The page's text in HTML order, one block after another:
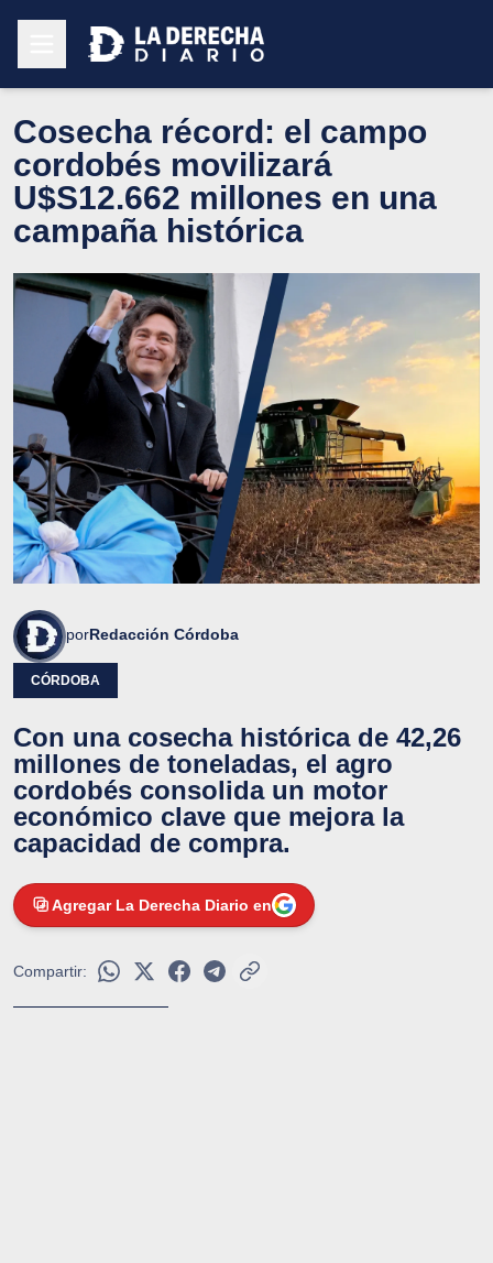
Cosecha récord: el campo
cordobés movilizará
U$S12.662 millones en una
campaña histórica
porRedacción Córdoba
CÓRDOBA
Con una cosecha histórica de 42,26
millones de toneladas, el agro
cordobés consolida un motor
económico clave que mejora la
capacidad de compra.
Agregar La Derecha Diario en
Compartir: